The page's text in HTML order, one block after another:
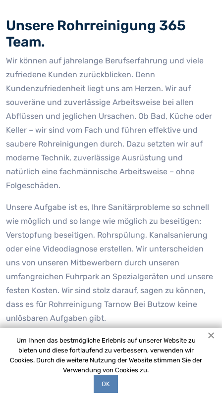
Unsere Rohrreinigung 365
Team.
Wir können auf jahrelange Berufserfahrung und viele
zufriedene Kunden zurückblicken. Denn
Kundenzufriedenheit liegt uns am Herzen. Wir auf
souveräne und zuverlässige Arbeitsweise bei allen
Abflüssen und jeglichen Ursachen. Ob Bad, Küche oder
Keller – wir sind vom Fach und führen effektive und
saubere Rohreinigungen durch. Dazu setzten wir auf
moderne Technik, zuverlässige Ausrüstung und
natürlich eine fachmännische Arbeitsweise – ohne
Folgeschäden.
Unsere Aufgabe ist es, Ihre Sanitärprobleme so schnell
wie möglich und so lange wie möglich zu beseitigen:
Verstopfung beseitigen, Rohrspülung, Kanalsanierung
oder eine Videodiagnose erstellen. Wir unterscheiden
uns von unseren Mitbewerbern durch unseren
umfangreichen Fuhrpark an Spezialgeräten und unsere
festen Kosten. Wir sind stolz darauf, sagen zu können,
dass es für Rohrreinigung Tarnow Bei Butzow keine
unlösbaren Aufgaben gibt.
Um Ihnen das bestmögliche Erlebnis auf unserer Website zu
bieten und diese fortlaufend zu verbessern, verwenden wir
Cookies. Durch die weitere Nutzung der Website stimmen Sie der
Verwendung von Cookies zu.
OK